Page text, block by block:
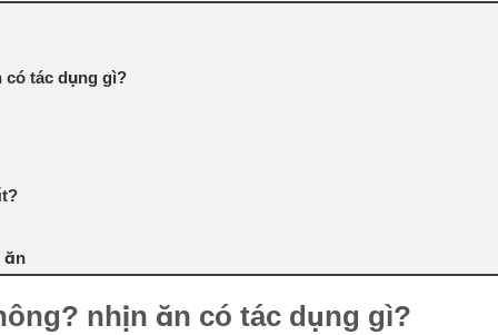
có tác dụng gì?
ăn
nhịn ăn có tác dụng gì?